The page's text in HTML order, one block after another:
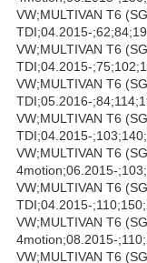
VW;MULTIVAN T6
TDI;04.2015-
VW;MULTIVAN T6
TDI;04.2015-
VW;MULTIVAN T6
TDI;05.2016-
VW;MULTIVAN T6
TDI;04.2015-
VW;MULTIVAN T6
4motion;06.2015-
VW;MULTIVAN T6
TDI;04.2015-
VW;MULTIVAN T6
4motion;08.2015-
VW;MULTIVAN T6